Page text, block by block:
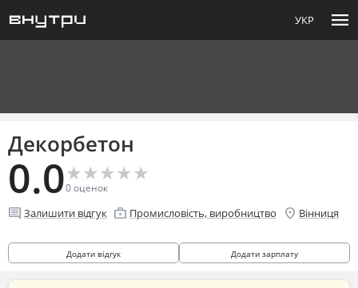
УКР menu
Декорбетон
0.0★
★★
★★
★★
★★
★
0оценок
comment Залишити відгук enterprise Промисловість, виробництво location_on Вінниця
Додати відгук Додати зарплату